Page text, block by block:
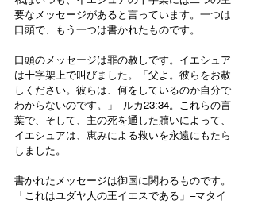
要なメッセージがあると言っています。一つは
口頭で、もう一つは書かれたものです。
口頭のメッセージは罪の赦しです。イエシュア
は十字架上で叫びました。「父よ。彼らをお赦
しください。彼らは、何をしているのか自分で
わからないのです。」–ルカ23:34。これらの言
葉で、そして、主の死を通した贖いによって、
イエシュアは、恵みによる救いを永遠にもたら
しました。
書かれたメッセージは御国に関わるものです。
「これはユダヤ人の王イエスである」–マタイ